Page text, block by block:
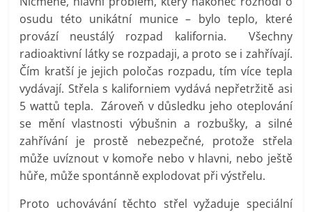
osudu této unikátní munice – bylo teplo, které
provází neustálý rozpad kalifornia. Všechny
radioaktivní látky se rozpadaji, a proto se i zahřívají.
Čím kratší je jejich poločas rozpadu, tím více tepla
vydávají. Střela s kaliforniem vydává nepřetržitě asi
5 wattů tepla. Zároveň v důsledku jeho oteplování
se mění vlastnosti výbušnin a rozbušky, a silné
zahřívání je prostě nebezpečné, protože střela
může uvíznout v komoře nebo v hlavni, nebo ještě
hůře, může spontánně explodovat při výstřelu.
Proto uchovávání těchto střel vyžaduje speciální